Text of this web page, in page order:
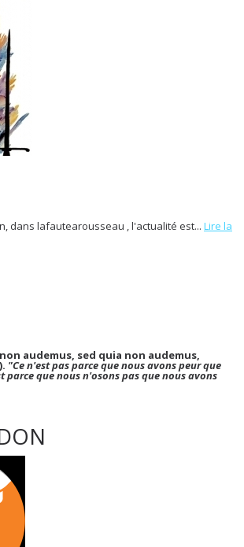
dans lafautearousseau , l'actualité est... Lire la
audemus, sed quia non audemus,
"Ce n'est pas parce que nous avons peur que
parce que nous n'osons pas que nous avons